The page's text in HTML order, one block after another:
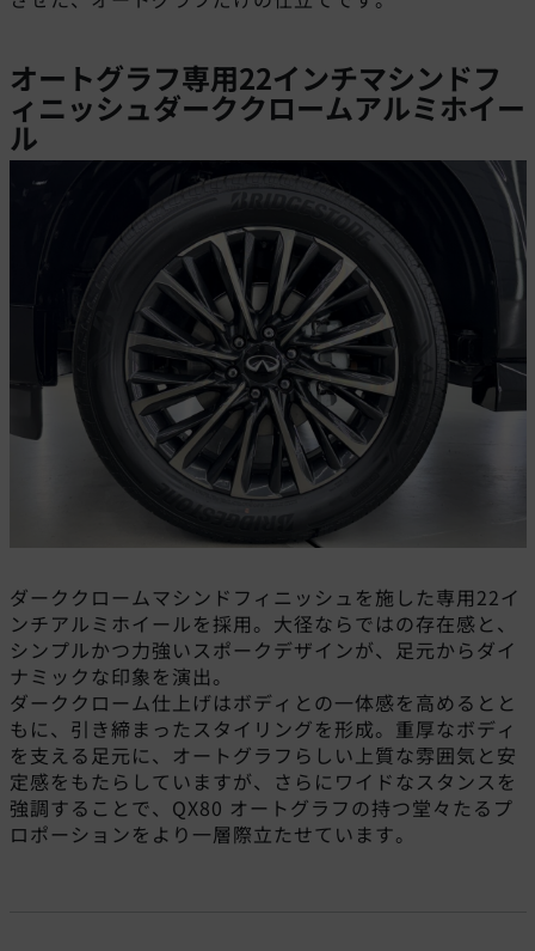
オートグラフ専用22インチマシンドフ
ィニッシュダーククロームアルミホイー
ル
ダーククロームマシンドフィニッシュを施した専用22イ
ンチアルミホイールを採用。大径ならではの存在感と、
シンプルかつ力強いスポークデザインが、足元からダイ
ナミックな印象を演出。
ダーククローム仕上げはボディとの一体感を高めるとと
もに、引き締まったスタイリングを形成。重厚なボディ
を支える足元に、オートグラフらしい上質な雰囲気と安
定感をもたらしていますが、さらにワイドなスタンスを
強調することで、QX80 オートグラフの持つ堂々たるプ
ロポーションをより一層際立たせています。